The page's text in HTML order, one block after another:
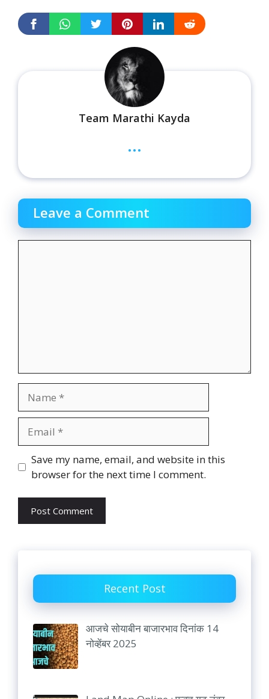
Team Marathi Kayda
...
Leave a Comment
Website
Save my name, email, and website in this
browser for the next time I comment.
Recent Post
आजचे सोयाबीन बाजारभाव दिनांक 14
नोव्हेंबर 2025